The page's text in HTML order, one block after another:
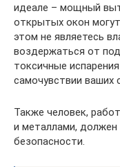
идеале – мощный
открытых окон
этом не являетесь
воздержаться от
токсичные
самочувствии ваших
Также человек,
и металлами,
безопасности.